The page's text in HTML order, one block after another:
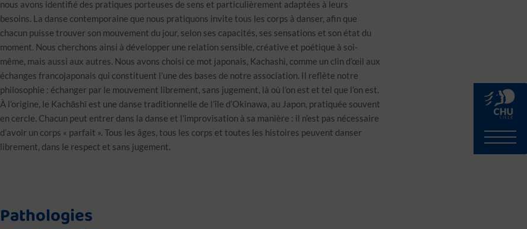
nous avons identifié des pratiques porteuses de sens et particulièrement adaptées à leurs
besoins. La danse contemporaine que nous pratiquons invite tous les corps à danser, afin que
chacun puisse trouver son mouvement du jour, selon ses capacités, ses sensations et son état du
moment. Nous cherchons ainsi à développer une relation sensible, créative et poétique à soi-
même, mais aussi aux autres. Nous avons choisi ce mot japonais, Kachashi, comme un clin d’œil aux
échanges francojaponais qui constituent l’une des bases de notre association. Il reflète notre
philosophie : échanger par le mouvement librement, sans jugement, là où l’on est et tel que l’on est.
À l’origine, le Kachāshī est une danse traditionnelle de l’île d’Okinawa, au Japon, pratiquée souvent
en cercle. Chacun peut entrer dans la danse et l’improvisation à sa manière : il n’est pas nécessaire
d’avoir un corps « parfait ». Tous les âges, tous les corps et toutes les histoires peuvent danser
librement, dans le respect et sans jugement.
Pathologies